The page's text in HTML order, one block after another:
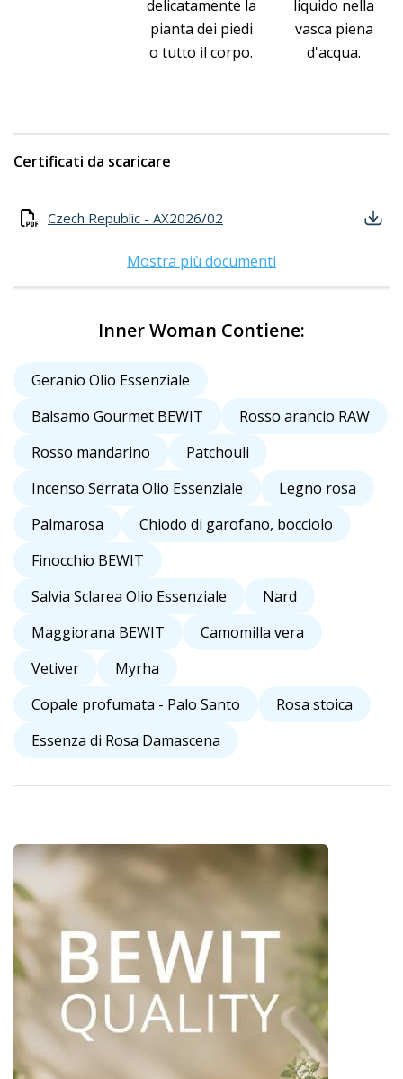
delicatamente la
pianta dei piedi
o tutto il corpo.
liquido nella
vasca piena
d'acqua.
Certificati da scaricare
Czech Republic - AX2026/02
Mostra più documenti
Inner Woman Contiene:
Geranio Olio Essenziale
Balsamo Gourmet BEWIT
Rosso arancio RAW
Rosso mandarino
Patchouli
Incenso Serrata Olio Essenziale
Legno rosa
Palmarosa
Chiodo di garofano, bocciolo
Finocchio BEWIT
Salvia Sclarea Olio Essenziale
Nard
Maggiorana BEWIT
Camomilla vera
Vetiver
Myrha
Copale profumata - Palo Santo
Rosa stoica
Essenza di Rosa Damascena